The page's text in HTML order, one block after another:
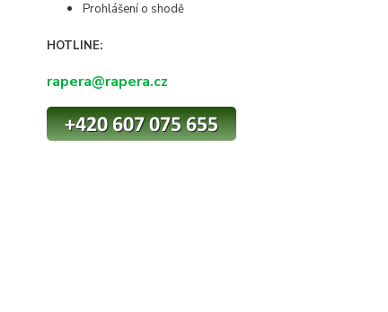
Prohlášení o shodě
HOTLINE:
rapera@rapera.cz